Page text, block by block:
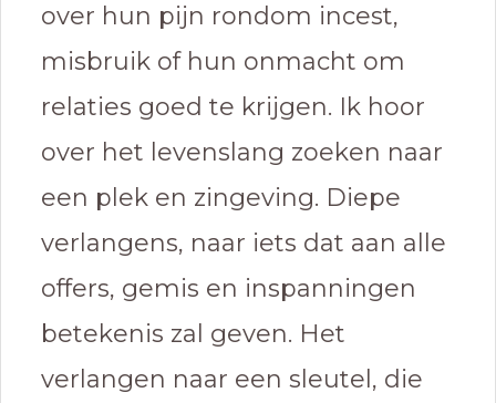
over hun pijn rondom incest,
misbruik of hun onmacht om
relaties goed te krijgen. Ik hoor
over het levenslang zoeken naar
een plek en zingeving. Diepe
verlangens, naar iets dat aan alle
offers, gemis en inspanningen
betekenis zal geven. Het
verlangen naar een sleutel, die